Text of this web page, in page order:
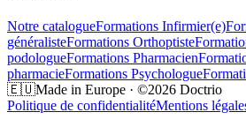
Notre catalogueFormations Infirmier(e)
généralisteFormations Orthoptiste
podologueFormations Pharmacien
pharmacieFormations Psychologue
🇪🇺Made in Europe · ©2026 Doctrio
Politique de confidentialitéMentions